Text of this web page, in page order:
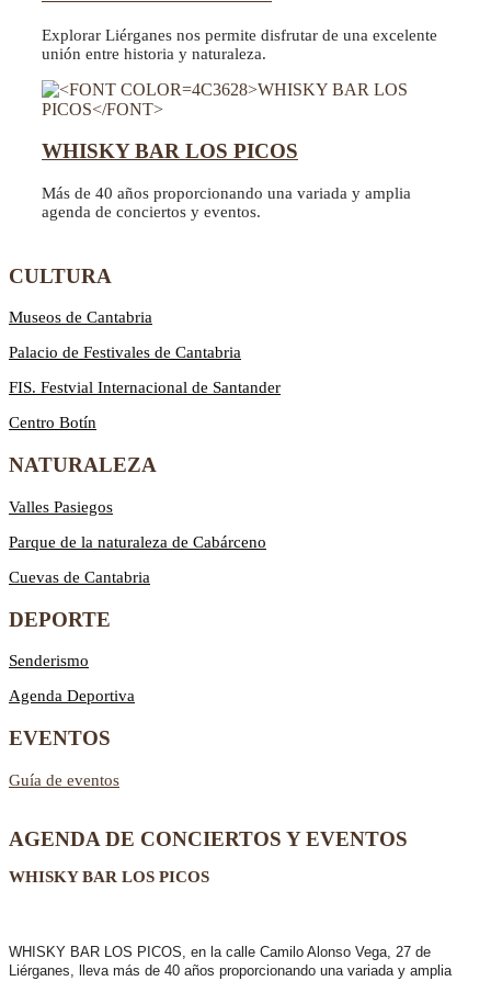
Explorar Liérganes nos permite disfrutar de una excelente
unión entre historia y naturaleza.
WHISKY BAR LOS PICOS
Más de 40 años proporcionando una variada y amplia
agenda de conciertos y eventos.
CULTURA
Museos de Cantabria
Palacio de Festivales de Cantabria
FIS. Festvial Internacional de Santander
Centro Botín
NATURALEZA
Valles Pasiegos
Parque de la naturaleza de Cabárceno
Cuevas de Cantabria
DEPORTE
Senderismo
Agenda Deportiva
EVENTOS
Guía de eventos
AGENDA DE CONCIERTOS Y EVENTOS
WHISKY BAR LOS PICOS
WHISKY BAR LOS PICOS, en la calle Camilo Alonso Vega, 27 de
Liérganes, lleva más de 40 años proporcionando una variada y amplia